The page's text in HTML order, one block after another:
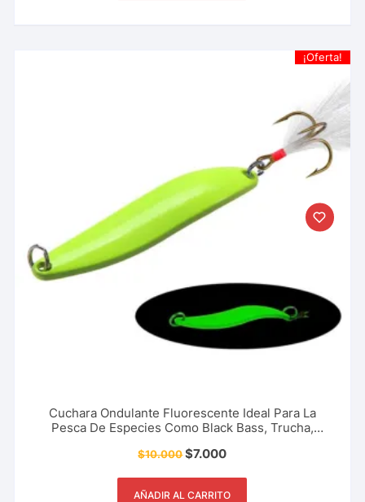
¡Oferta!
Cuchara Ondulante Fluorescente Ideal Para La
Pesca De Especies Como Black Bass, Trucha,
$10.000$7.000
AÑADIR AL CARRITO